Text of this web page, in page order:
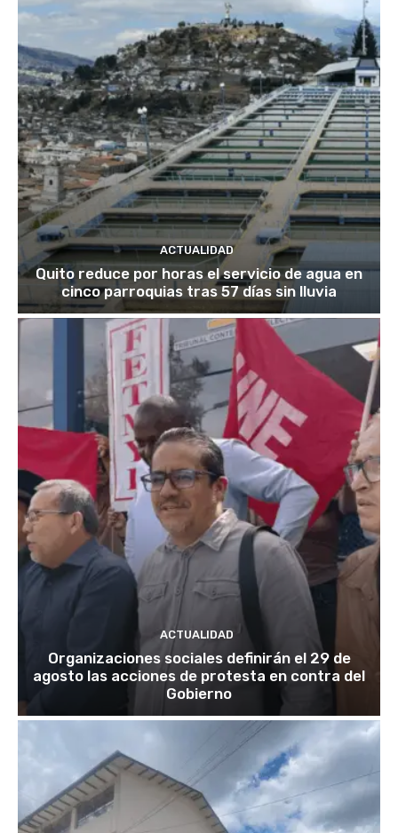
ACTUALIDAD
Quito reduce por horas el servicio de agua en
cinco parroquias tras 57 días sin lluvia
ACTUALIDAD
Organizaciones sociales definirán el 29 de
agosto las acciones de protesta en contra del
Gobierno